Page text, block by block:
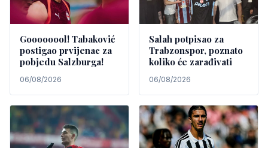
Goooooool! Tabaković
postigao prvijenac za
pobjedu Salzburga!
06/08/2026
Salah potpisao za
Trabzonspor, poznato
koliko će zarađivati
06/08/2026